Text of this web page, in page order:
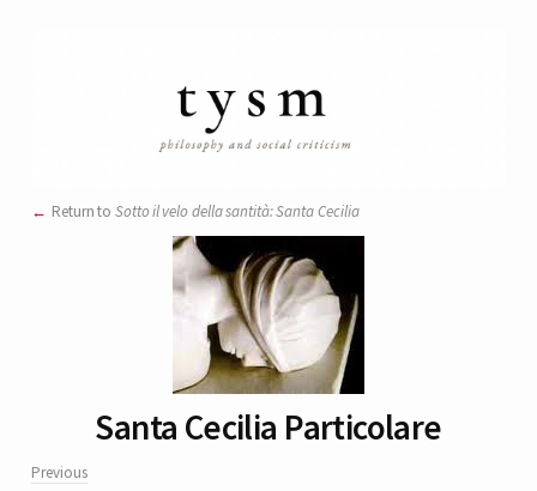
Return to Sotto il velo della santità: Santa Cecilia
Santa Cecilia Particolare
Previous